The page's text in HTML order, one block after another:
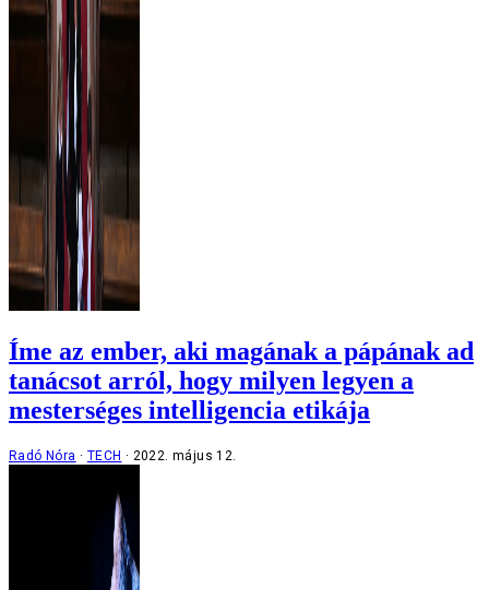
Íme az ember, aki magának a pápának ad
tanácsot arról, hogy milyen legyen a
mesterséges intelligencia etikája
Radó Nóra TECH 2022. május 12.